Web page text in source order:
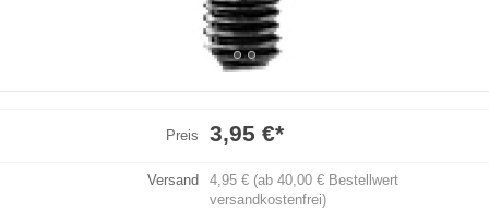
Preis 3,95 €*
Versand
4,95 € (ab 40,00 € Bestellwert
versandkostenfrei)